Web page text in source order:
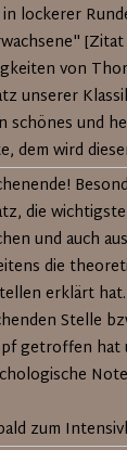
lockerer
von
unserer
schönes und
dem wird
die
und auch
die
erklärt
Stelle
getroffen hat
zum